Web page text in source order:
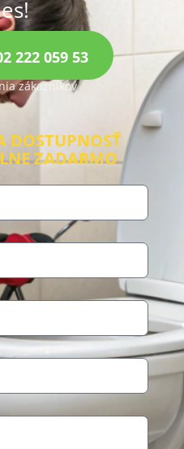
222 059 53
zákazníkov
DOSTUPNOSŤ
ZADARMO